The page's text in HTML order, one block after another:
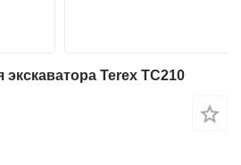
экскаватора Terex TC210